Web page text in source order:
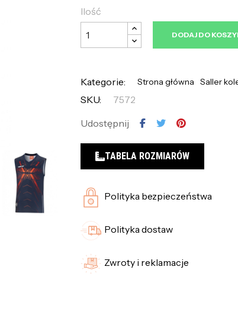
Ilość
DODAJ DO
Kategorie: Strona główna Saller
SKU:
7572
Udostępnij
TABELA ROZMIARÓW
Polityka bezpieczeństwa
Polityka dostaw
Zwroty i reklamacje